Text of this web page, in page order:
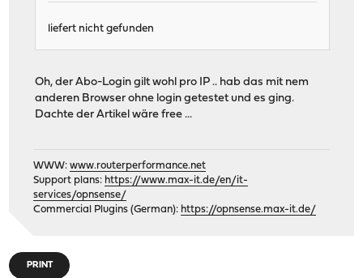
liefert nicht gefunden
Oh, der Abo-Login gilt wohl pro IP .. hab das mit nem
anderen Browser ohne login getestet und es ging.
Dachte der Artikel wäre free ...
WWW:www.routerperformance.net
Support plans: https://www.max-it.de/en/it-
services/opnsense/
Commercial Plugins (German): https://opnsense.max-it.de/
PRINT